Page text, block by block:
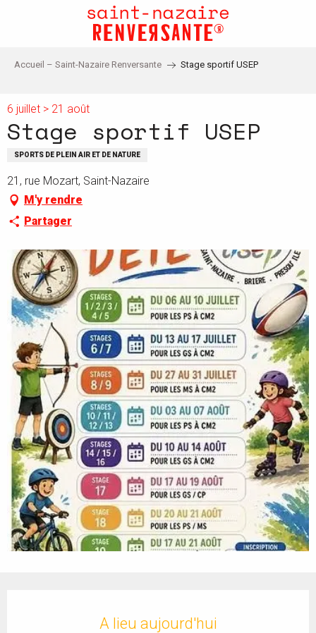
principal
Accueil – Saint-Nazaire Renversante Stage sportif USEP
6 juillet > 21 août
Stage sportif USEP
SPORTS DE PLEIN AIR ET DE NATURE
21, rue Mozart, Saint-Nazaire
M'y rendre
Partager
A lieu aujourd'hui